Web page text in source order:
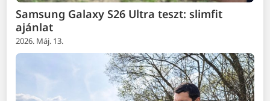
Samsung Galaxy S26 Ultra teszt: slimfit
ajánlat
2026. Máj. 13.